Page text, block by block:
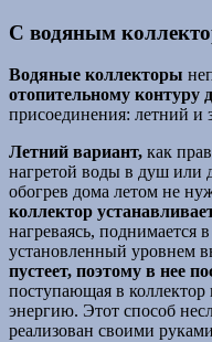
С водяным
Водяные коллекторы
отопительному контуру
присоединения: летний и
Летний вариант, как
нагретой воды в душ или
обогрев дома летом не
коллектор
нагреваясь, поднимается
установленный уровнем
пустеет, поэтому в нее
поступающая в
энергию. Этот способ
реализован своими